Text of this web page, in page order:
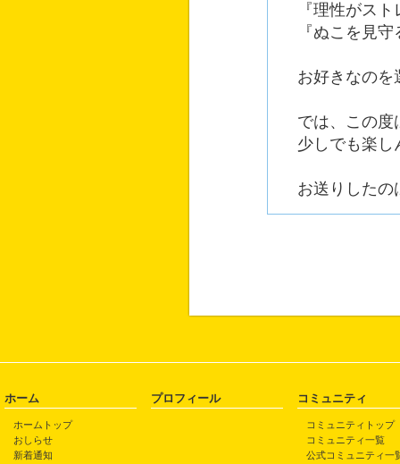
『理性がスト
『ぬこを見守
お好きなのを
では、この度
少しでも楽し
お送りしたの
ホーム
ホームトップ
おしらせ
新着通知
プロフィール コミュニティ
コミュニティトップ
コミュニティ一覧
公式コミュニティ一